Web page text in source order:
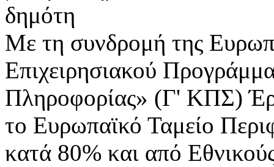
Με τη συνδρομή της
Επιχειρησιακού
Πληροφορίας» (Γ' ΚΠΣ)
το Ευρωπαϊκό Ταμείο
κατά 80% και από